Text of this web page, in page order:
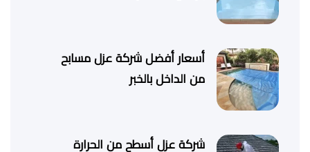
أسعار أفضل شركة عزل مسابح
من الداخل بالخبر
شركة عزل أسطح من الحرارة